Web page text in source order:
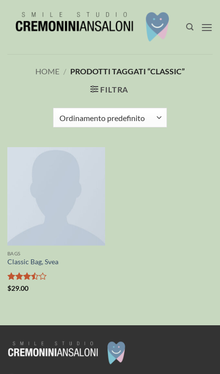
contenuti
HOME / PRODOTTI TAGGATI “CLASSIC”
FILTRA
BAGS
Classic Bag, Svea
Valutato
$29.00